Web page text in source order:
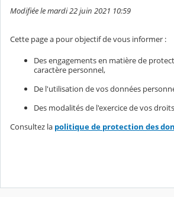
Modifiée le mardi 22 juin 2021 10:59
Cette page a pour objectif de vous informer :
Des engagements en matière de
caractère personnel,
De l'utilisation de vos données
Des modalités de l'exercice de vos
Consultez la politique de protection des